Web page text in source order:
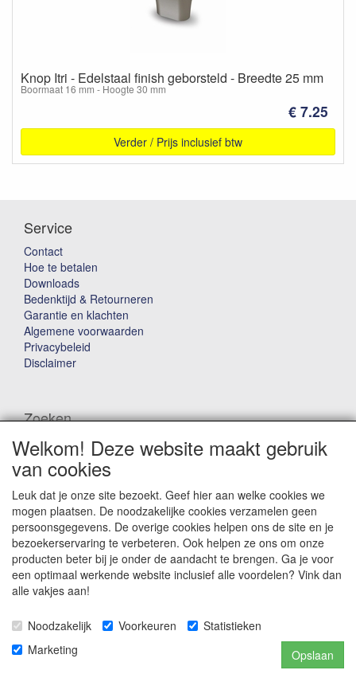
Knop Itri - Edelstaal finish geborsteld - Breedte 25 mm
Boormaat 16 mm - Hoogte 30 mm
€ 7.25
Verder / Prijs inclusief btw
Service
Contact
Hoe te betalen
Downloads
Bedenktijd & Retourneren
Garantie en klachten
Algemene voorwaarden
Privacybeleid
Disclaimer
Zoeken
Waar ben je naar op zoek?
Winkelwagen
Uw winkelwagen is leeg
Welkom! Deze website maakt gebruik
van cookies
Leuk dat je onze site bezoekt. Geef hier aan welke cookies we
mogen plaatsen. De noodzakelijke cookies verzamelen geen
persoonsgegevens. De overige cookies helpen ons de site en je
bezoekerservaring te verbeteren. Ook helpen ze ons om onze
producten beter bij je onder de aandacht te brengen. Ga je voor
een optimaal werkende website inclusief alle voordelen? Vink dan
alle vakjes aan!
Noodzakelijk Voorkeuren
Statistieken
Marketing
Opslaan